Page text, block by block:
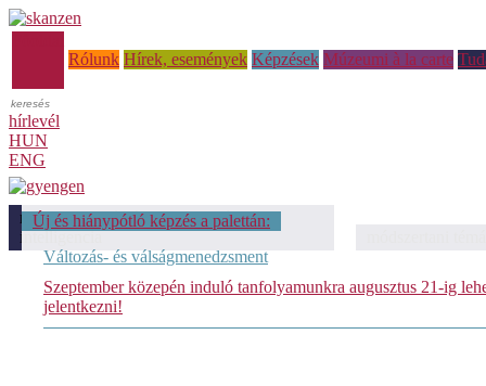
Rólunk Hírek, események Képzések Múzeumi à la carte
hírlevél
HUN
ENG
Új és hiánypótló képzés a palettán:
Változás- és válságmenedzsment
Szeptember közepén induló tanfolyamunkra augusztus 21-ig
jelentkezni!
módszertani témáink: Mesterséges
intelligencia